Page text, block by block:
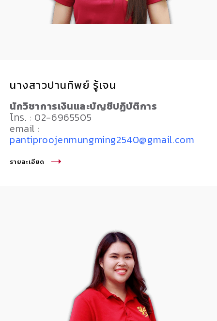
นางสาวปานทิพย์ รู้เจน
นักวิชาการเงินและบัญชีปฏิบัติการ
โทร. : 02-6965505
email :
pantiproojenmungming2540@gmail.com
รายละเอียด